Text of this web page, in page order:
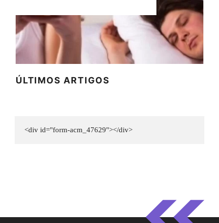
ÚLTIMOS ARTIGOS
<div id="form-acm_47629"></div>